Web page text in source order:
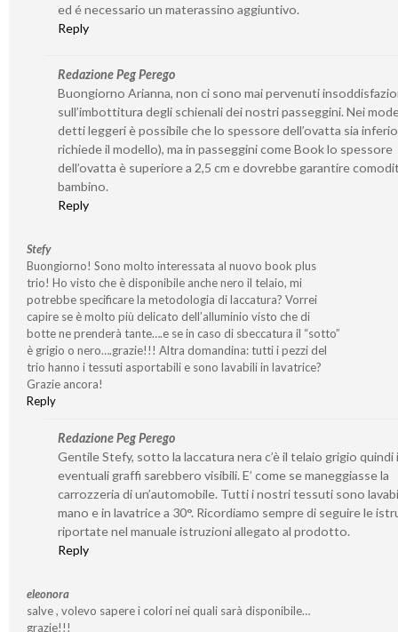
ed é necessario un materassino aggiuntivo.
Reply
Redazione Peg Perego
Buongiorno Arianna, non ci sono mai pervenuti
sull’imbottitura degli schienali dei nostri passeggini. Nei
detti leggeri è possibile che lo spessore dell’ovatta sia
richiede il modello), ma in passeggini come Book lo spessore
dell’ovatta è superiore a 2,5 cm e dovrebbe garantire
bambino.
Reply
Stefy
Buongiorno! Sono molto interessata al nuovo book plus
trio! Ho visto che è disponibile anche nero il telaio, mi
potrebbe specificare la metodologia di laccatura? Vorrei
capire se è molto più delicato dell’alluminio visto che di
botte ne prenderà tante….e se in caso di sbeccatura il “sotto”
è grigio o nero….grazie!!! Altra domandina: tutti i pezzi del
trio hanno i tessuti asportabili e sono lavabili in lavatrice?
Grazie ancora!
Reply
Redazione Peg Perego
Gentile Stefy, sotto la laccatura nera c’è il telaio grigio
eventuali graffi sarebbero visibili. E’ come se maneggiasse la
carrozzeria di un’automobile. Tutti i nostri tessuti sono
mano e in lavatrice a 30°. Ricordiamo sempre di seguire le
riportate nel manuale istruzioni allegato al prodotto.
Reply
eleonora
salve , volevo sapere i colori nei quali sarà disponibile…
grazie!!!